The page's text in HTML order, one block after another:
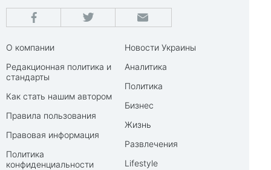
О компании
Редакционная политика и
стандарты
Как стать нашим автором
Правила пользования
Правовая информация
Политика
конфиденциальности
Новости Украины
Аналитика
Политика
Бизнес
Жизнь
Развлечения
Lifestyle